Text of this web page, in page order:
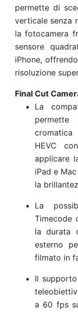
permette di
verticale senza
la fotocamera
sensore
iPhone,
risoluzione
Final Cut
La
HEVC
applicare
iPad e
la
La
Timecode
la durata
esterno
filmato in
Il
a 60 fps